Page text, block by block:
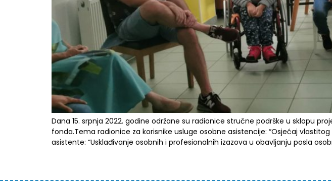
Dana 15. srpnja 2022. godine održane su radionice stručne podrške u sklopu
fonda.Tema radionice za korisnike usluge osobne asistencije: “Osjećaj
asistente: “Usklađivanje osobnih i profesionalnih izazova u obavljanju posla